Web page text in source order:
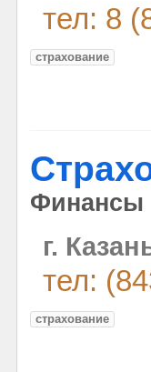
тел: 8
страхование
Финансы
г.
тел:
страхование